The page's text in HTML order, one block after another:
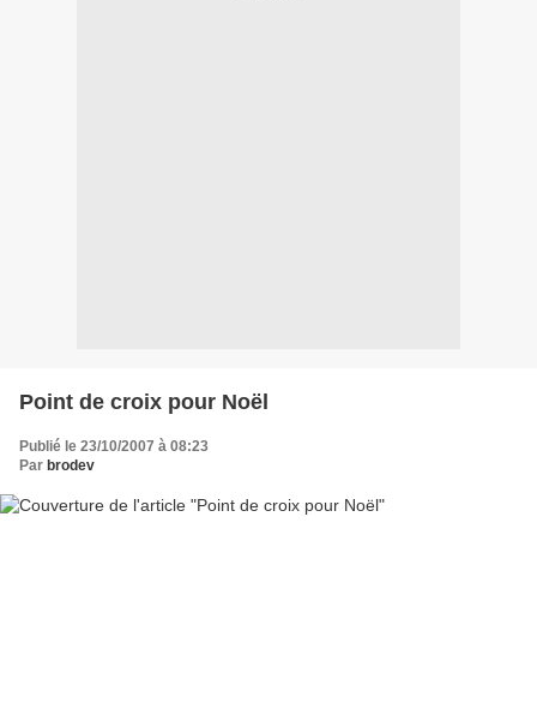
Point de croix pour Noël
Publié le 23/10/2007 à 08:23
Par brodev